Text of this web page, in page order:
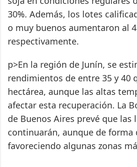
30%. Además, los lotes
o muy buenos aumentaron al
respectivamente.
p>En la región de Junín, se
rendimientos de entre 35 y 40
hectárea, aunque las altas
afectar esta recuperación. La
de Buenos Aires prevé que las
continuarán, aunque de forma
favoreciendo algunas zonas